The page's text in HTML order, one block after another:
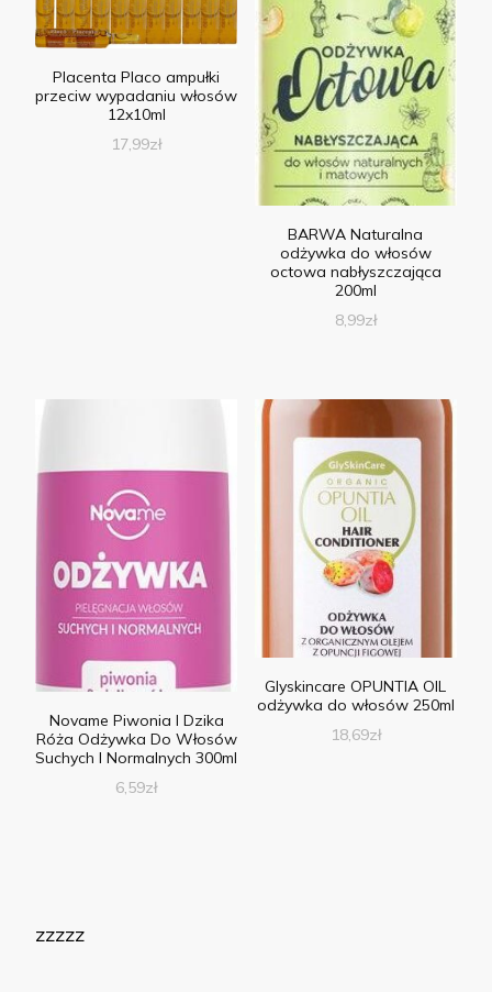
Placenta Placo ampułki
przeciw wypadaniu włosów
12x10ml
17,99zł
BARWA Naturalna
odżywka do włosów
octowa nabłyszczająca
200ml
8,99zł
Novame Piwonia I Dzika
Róża Odżywka Do Włosów
Suchych I Normalnych 300ml
6,59zł
Glyskincare OPUNTIA OIL
odżywka do włosów 250ml
18,69zł
zzzzz